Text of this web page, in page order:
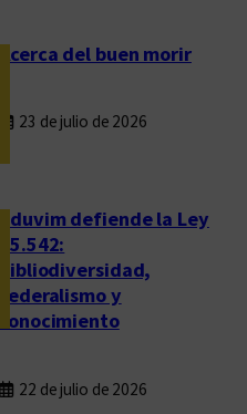
Acerca del buen morir
23 de julio de 2026
Eduvim defiende la Ley
25.542:
bibliodiversidad,
federalismo y
conocimiento
22 de julio de 2026